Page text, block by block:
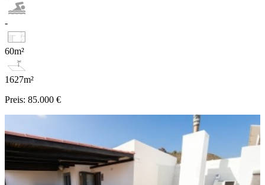
-
60m²
1627m²
Preis: 85.000 €